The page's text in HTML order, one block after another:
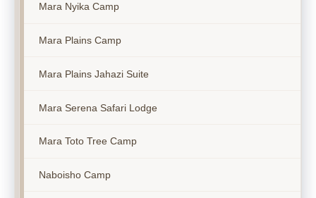
Mara Nyika Camp
Mara Plains Camp
Mara Plains Jahazi Suite
Mara Serena Safari Lodge
Mara Toto Tree Camp
Naboisho Camp